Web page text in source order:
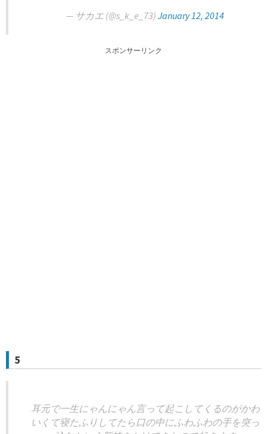
— サカエ (@s_k_e_73) January 12, 2014
スポンサーリンク
5
耳元で一生にゃんにゃん言って起こしてくるのがかわ
いくて寝たふりしてたら口の中にふわふわの手を突っ